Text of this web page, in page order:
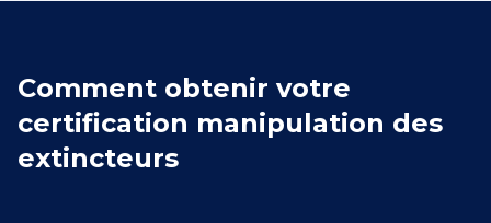
Comment obtenir votre
certification manipulation des
extincteurs